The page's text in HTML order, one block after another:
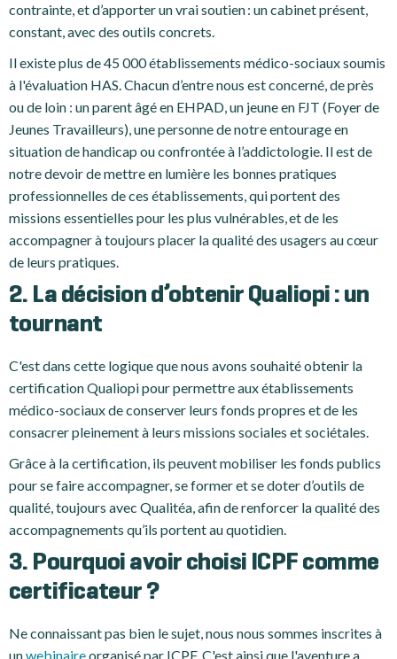
contrainte, et d’apporter un vrai soutien : un cabinet présent,
constant, avec des outils concrets.
Il existe plus de 45 000 établissements médico-sociaux soumis
à l'évaluation HAS. Chacun d’entre nous est concerné, de près
ou de loin : un parent âgé en EHPAD, un jeune en FJT (Foyer de
Jeunes Travailleurs), une personne de notre entourage en
situation de handicap ou confrontée à l’addictologie. Il est de
notre devoir de mettre en lumière les bonnes pratiques
professionnelles de ces établissements, qui portent des
missions essentielles pour les plus vulnérables, et de les
accompagner à toujours placer la qualité des usagers au cœur
de leurs pratiques.
2. La décision d’obtenir Qualiopi : un
tournant
C'est dans cette logique que nous avons souhaité obtenir la
certification Qualiopi pour permettre aux établissements
médico-sociaux de conserver leurs fonds propres et de les
consacrer pleinement à leurs missions sociales et sociétales.
Grâce à la certification, ils peuvent mobiliser les fonds publics
pour se faire accompagner, se former et se doter d’outils de
qualité, toujours avec Qualitéa, afin de renforcer la qualité des
accompagnements qu’ils portent au quotidien.
3. Pourquoi avoir choisi ICPF comme
certificateur ?
Ne connaissant pas bien le sujet, nous nous sommes inscrites à
unwebinaireorganisé par ICPF. C'est ainsi que l'aventure a